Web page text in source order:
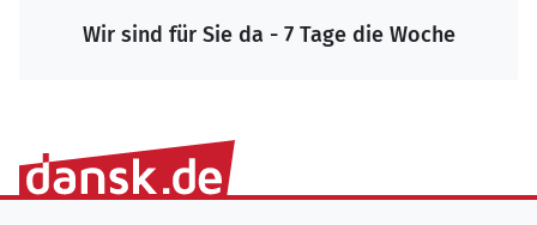
Wir sind für Sie da - 7 Tage die Woche